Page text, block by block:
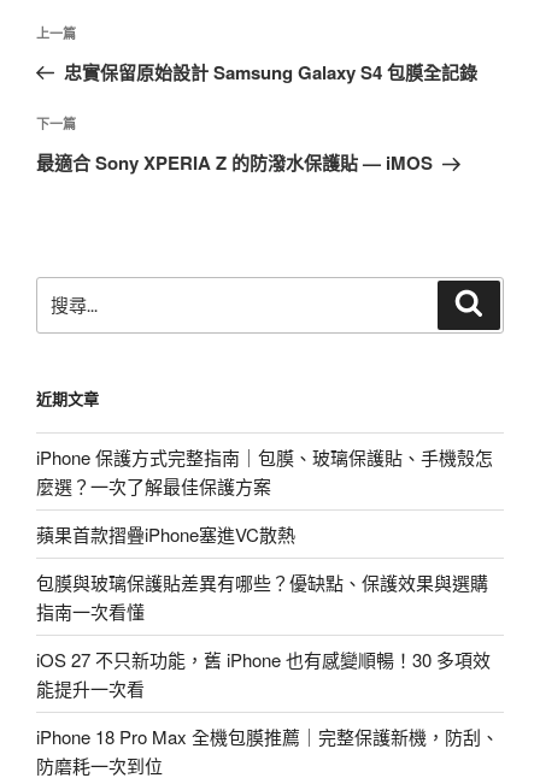
文
導
覽
上
一
文
章
上一篇
忠實保留原始設計 Samsung Galaxy S4 包膜全記錄
下
一
下一篇
最適合 Sony XPERIA Z 的防潑水保護貼 — iMOS
尋
字:
近期文章
iPhone 保護方式完整指南｜包膜、玻璃保護貼、手機殼怎
麼選？一次了解最佳保護方案
蘋果首款摺疊iPhone塞進VC散熱
包膜與玻璃保護貼差異有哪些？優缺點、保護效果與選購
指南一次看懂
iOS 27 不只新功能，舊 iPhone 也有感變順暢！30 多項效
能提升一次看
iPhone 18 Pro Max 全機包膜推薦｜完整保護新機，防刮、
防磨耗一次到位